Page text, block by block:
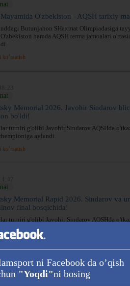
O'zbekiston - AQSH tarixiy
Butunjahon SHaxmat Olimpiadasiga
hamda AQSH terma jamoalari
Memorial 2026. Javohir Sindarov
bo'ldi!
turniri g'olibi Javohir Sindarov AQSHda
aylandi.
Memorial Rapid 2026. Sindarov va
final bosqichida!
turniri g'olibi Javohir Sindarov AQSHda
rapid bahslarida chempion bo'lgan edi.
ni Facebook da o’qish
"Yoqdi"ni bosing